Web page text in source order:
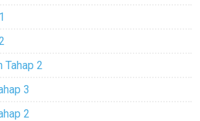
Tahap 2
3
2